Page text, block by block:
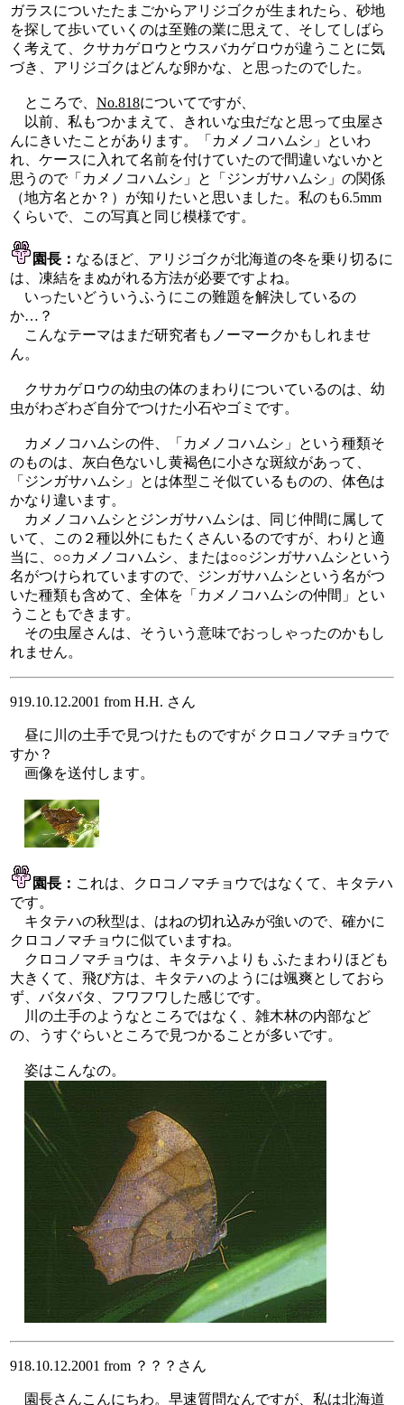
ガラスについたたまごからアリジゴクが生まれたら、砂地
を探して歩いていくのは至難の業に思えて、そしてしばら
く考えて、クサカゲロウとウスバカゲロウが違うことに気
づき、アリジゴクはどんな卵かな、と思ったのでした。
ところで、 No.818についてですが、
以前、私もつかまえて、きれいな虫だなと思って虫屋さ
んにきいたことがあります。「カメノコハムシ」といわ
れ、ケースに入れて名前を付けていたので間違いないかと
思うので「カメノコハムシ」と「ジンガサハムシ」の関係
（地方名とか？）が知りたいと思いました。私のも6.5mm
くらいで、この写真と同じ模様です。
園長： なるほど、アリジゴクが北海道の冬を乗り切るに
は、凍結をまぬがれる方法が必要ですよね。
いったいどういうふうにこの難題を解決しているの
か…？
こんなテーマはまだ研究者もノーマークかもしれませ
ん。
クサカゲロウの幼虫の体のまわりについているのは、幼
虫がわざわざ自分でつけた小石やゴミです。
カメノコハムシの件、「カメノコハムシ」という種類そ
のものは、灰白色ないし黄褐色に小さな斑紋があって、
「ジンガサハムシ」とは体型こそ似ているものの、体色は
かなり違います。
カメノコハムシとジンガサハムシは、同じ仲間に属して
いて、この２種以外にもたくさんいるのですが、わりと適
当に、○○カメノコハムシ、または○○ジンガサハムシという
名がつけられていますので、ジンガサハムシという名がつ
いた種類も含めて、全体を「カメノコハムシの仲間」とい
うこともできます。
その虫屋さんは、そういう意味でおっしゃったのかもし
れません。
919.10.12.2001 from H.H. さん
昼に川の土手で見つけたものですが クロコノマチョウで
すか？
画像を送付します。
園長： これは、クロコノマチョウではなくて、キタテハ
です。
キタテハの秋型は、はねの切れ込みが強いので、確かに
クロコノマチョウに似ていますね。
クロコノマチョウは、キタテハよりも ふたまわりほども
大きくて、飛び方は、キタテハのようには颯爽としておら
ず、バタバタ、フワフワした感じです。
川の土手のようなところではなく、雑木林の内部など
の、うすぐらいところで見つかることが多いです。
姿はこんなの。
918.10.12.2001 from ？？？さん
園長さんこんにちわ。早速質問なんですが、私は北海道